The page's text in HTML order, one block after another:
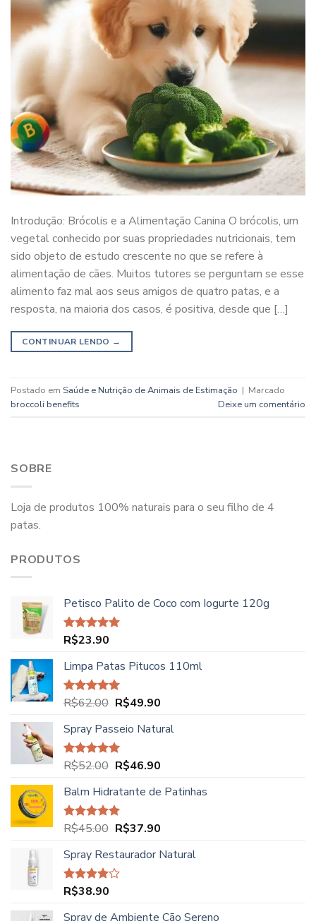
Introdução: Brócolis e a Alimentação Canina O brócolis, um
vegetal conhecido por suas propriedades nutricionais, tem
sido objeto de estudo crescente no que se refere à
alimentação de cães. Muitos tutores se perguntam se esse
alimento faz mal aos seus amigos de quatro patas, e a
resposta, na maioria dos casos, é positiva, desde que […]
CONTINUAR LENDO →
Postado em Saúde e Nutrição de Animais de Estimação | Marcado
broccoli benefits
Deixe um comentário
SOBRE
Loja de produtos 100% naturais para o seu filho de 4
patas.
PRODUTOS
Petisco Palito de Coco com Iogurte 120g
Avaliação
R$23.90
Limpa Patas Pitucos 110ml
Avaliação
R$62.00 O
original
era:
R$62.00.
R$49.90O
atual
R$49.90.
Spray Passeio Natural
Avaliação
R$52.00 O
original
era:
R$52.00.
R$46.90O
atual
R$46.90.
Balm Hidratante de Patinhas
Avaliação
R$45.00 O
original
era:
R$37.90O
atual
Spray Restaurador Natural
Avaliação
5
R$38.90
Spray de Ambiente Cão Sereno